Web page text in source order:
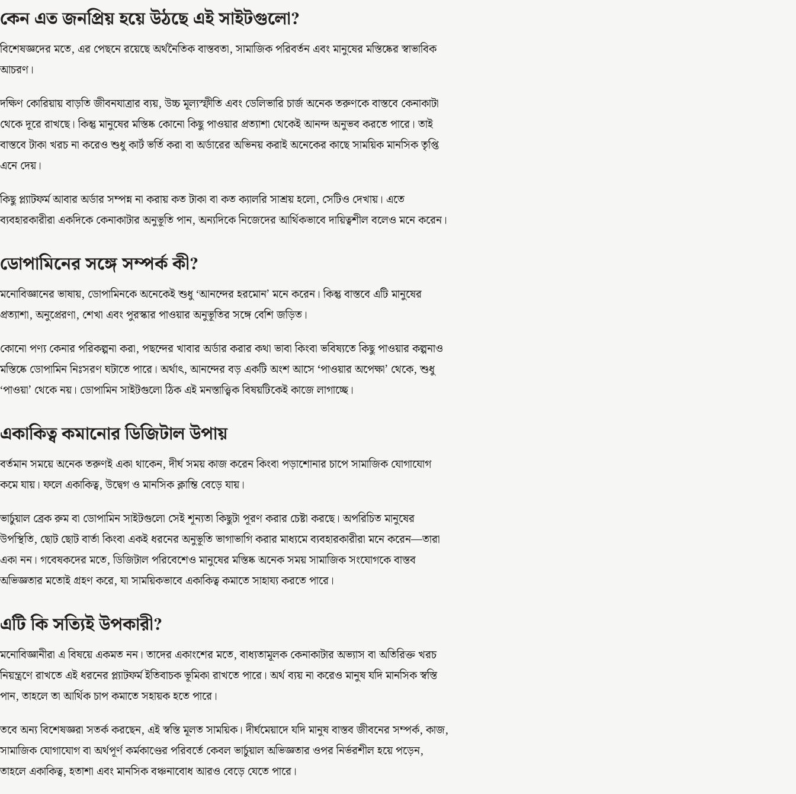
কেন এত জনপ্রিয় হয়ে উঠছে এই সাইটগুলো?
বিশেষজ্ঞদের মতে, এর পেছনে রয়েছে অর্থনৈতিক বাস্তবতা, সামাজিক পরিবর্তন এবং মানুষের মস্তিষ্কের স্বাভাবিক
আচরণ।
দক্ষিণ কোরিয়ায় বাড়তি জীবনযাত্রার ব্যয়, উচ্চ মূল্যস্ফীতি এবং ডেলিভারি চার্জ অনেক তরুণকে বাস্তবে কেনাকাটা
থেকে দূরে রাখছে। কিন্তু মানুষের মস্তিষ্ক কোনো কিছু পাওয়ার প্রত্যাশা থেকেই আনন্দ অনুভব করতে পারে। তাই
বাস্তবে টাকা খরচ না করেও শুধু কার্ট ভর্তি করা বা অর্ডারের অভিনয় করাই অনেকের কাছে সাময়িক মানসিক তৃপ্তি
এনে দেয়।
কিছু প্ল্যাটফর্ম আবার অর্ডার সম্পন্ন না করায় কত টাকা বা কত ক্যালরি সাশ্রয় হলো, সেটিও দেখায়। এতে
ব্যবহারকারীরা একদিকে কেনাকাটার অনুভূতি পান, অন্যদিকে নিজেদের আর্থিকভাবে দায়িত্বশীল বলেও মনে করেন।
ডোপামিনের সঙ্গে সম্পর্ক কী?
মনোবিজ্ঞানের ভাষায়, ডোপামিনকে অনেকেই শুধু ‘আনন্দের হরমোন’ মনে করেন। কিন্তু বাস্তবে এটি মানুষের
প্রত্যাশা, অনুপ্রেরণা, শেখা এবং পুরস্কার পাওয়ার অনুভূতির সঙ্গে বেশি জড়িত।
কোনো পণ্য কেনার পরিকল্পনা করা, পছন্দের খাবার অর্ডার করার কথা ভাবা কিংবা ভবিষ্যতে কিছু পাওয়ার কল্পনাও
মস্তিষ্কে ডোপামিন নিঃসরণ ঘটাতে পারে। অর্থাৎ, আনন্দের বড় একটি অংশ আসে‘পাওয়ার অপেক্ষা’ থেকে, শুধু
‘পাওয়া’ থেকে নয়। ডোপামিন সাইটগুলো ঠিক এই মনস্তাত্ত্বিক বিষয়টিকেই কাজে লাগাচ্ছে।
একাকিত্ব কমানোর ডিজিটাল উপায়
বর্তমান সময়ে অনেক তরুণই একা থাকেন, দীর্ঘ সময় কাজ করেন কিংবা পড়াশোনার চাপে সামাজিক যোগাযোগ
কমে যায়। ফলে একাকিত্ব, উদ্বেগ ও মানসিক ক্লান্তি বেড়ে যায়।
ভার্চুয়াল ব্রেক রুম বা ডোপামিন সাইটগুলো সেই শূন্যতা কিছুটা পূরণ করার চেষ্টা করছে। অপরিচিত মানুষের
উপস্থিতি, ছোট ছোট বার্তা কিংবা একই ধরনের অনুভূতি ভাগাভাগি করার মাধ্যমে ব্যবহারকারীরা মনে করেন—তারা
একা নন। গবেষকদের মতে, ডিজিটাল পরিবেশেও মানুষের মস্তিষ্ক অনেক সময় সামাজিক সংযোগকে বাস্তব
অভিজ্ঞতার মতোই গ্রহণ করে, যা সাময়িকভাবে একাকিত্ব কমাতে সাহায্য করতে পারে।
এটি কি সত্যিই উপকারী?
মনোবিজ্ঞানীরা এ বিষয়ে একমত নন। তাদের একাংশের মতে, বাধ্যতামূলক কেনাকাটার অভ্যাস বা অতিরিক্ত খরচ
নিয়ন্ত্রণে রাখতে এই ধরনের প্ল্যাটফর্ম ইতিবাচক ভূমিকা রাখতে পারে। অর্থ ব্যয় না করেও মানুষ যদি মানসিক স্বস্তি
পান, তাহলে তা আর্থিক চাপ কমাতে সহায়ক হতে পারে।
তবে অন্য বিশেষজ্ঞরা সতর্ক করছেন, এই স্বস্তি মূলত সাময়িক। দীর্ঘমেয়াদে যদি মানুষ বাস্তব জীবনের সম্পর্ক, কাজ,
সামাজিক যোগাযোগ বা অর্থপূর্ণ কর্মকাণ্ডের পরিবর্তে কেবল ভার্চুয়াল অভিজ্ঞতার ওপর নির্ভরশীল হয়ে পড়েন,
তাহলে একাকিত্ব, হতাশা এবং মানসিক বঞ্চনাবোধ আরও বেড়ে যেতে পারে।